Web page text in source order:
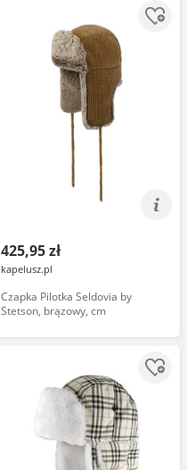
425,95 zł
kapelusz.pl
Czapka Pilotka Seldovia by
Stetson, brązowy, cm